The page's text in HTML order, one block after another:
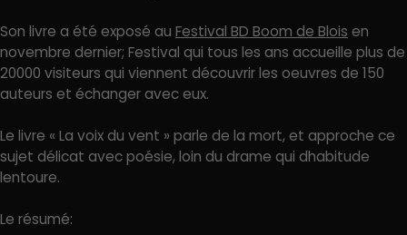
Son livre a été exposé au Festival BD Boom de Blois en
novembre dernier; Festival qui tous les ans accueille plus de
20000 visiteurs qui viennent découvrir les oeuvres de 150
auteurs et échanger avec eux.
Le livre « La voix du vent » parle de la mort, et approche ce
sujet délicat avec poésie, loin du drame qui dhabitude
lentoure.
Le résumé: